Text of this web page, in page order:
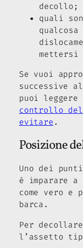
decollo;
quali
mettersi
Se vuoi
successive
puoi leggere
controllo
evitare.
Posizione
Uno dei
è imparare
come vero e
barca.
Per
l’assetto